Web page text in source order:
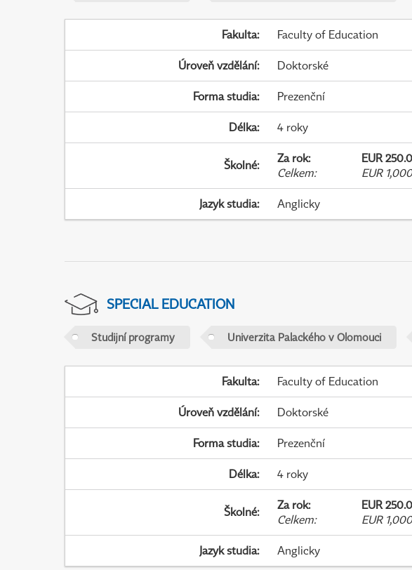
Fakulta: Faculty of Education
Úroveň vzdělání: Doktorské
Forma studia: Prezenční
Délka: 4 roky
Školné: Za rok:
EUR
Celkem: EUR
Jazyk studia: Anglicky
SPECIAL EDUCATION
Studijní programy Univerzita Palackého v Olomouci
Fakulta: Faculty of Education
Úroveň vzdělání: Doktorské
Forma studia: Prezenční
Délka: 4 roky
Školné: Za rok:
EUR
Celkem: EUR
Jazyk studia: Anglicky